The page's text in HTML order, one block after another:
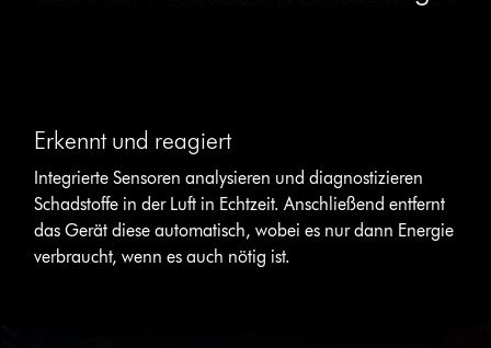
mehreren
Verwende
Schaltflächen
Erkennt und reagiert
Integrierte Sensoren analysieren und diagnostizieren
Schadstoffe in der Luft in Echtzeit. Anschließend entfernt
das Gerät diese automatisch, wobei es nur dann Energie
verbraucht, wenn es auch nötig ist.